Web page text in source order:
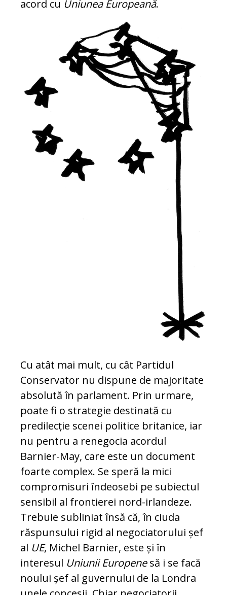
acord cu Uniunea Europeană.
Cu atât mai mult, cu cât Partidul
Conservator nu dispune de majoritate
absolută în parlament. Prin urmare,
poate fi o strategie destinată cu
predilecție scenei politice britanice, iar
nu pentru a renegocia acordul
Barnier-May, care este un document
foarte complex. Se speră la mici
compromisuri îndeosebi pe subiectul
sensibil al frontierei nord-irlandeze.
Trebuie subliniat însă că, în ciuda
răspunsului rigid al negociatorului șef
al UE, Michel Barnier, este și în
interesul Uniunii Europenesă i se facă
noului șef al guvernului de la Londra